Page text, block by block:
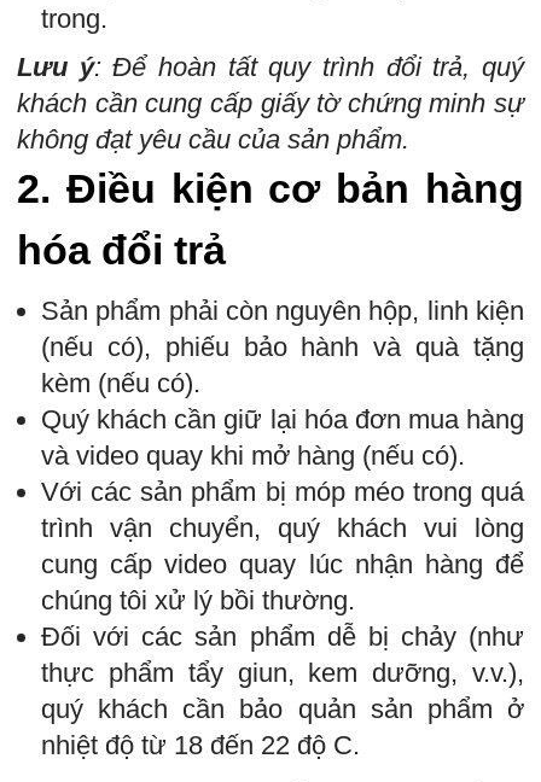
trong.
Lưu ý: Để hoàn tất quy trình đổi trả, quý
khách cần cung cấp giấy tờ chứng minh sự
không đạt yêu cầu của sản phẩm.
2. Điều kiện cơ bản hàng
hóa đổi trả
Sản phẩm phải còn nguyên hộp, linh kiện
(nếu có), phiếu bảo hành và quà tặng
kèm (nếu có).
Quý khách cần giữ lại hóa đơn mua hàng
và video quay khi mở hàng (nếu có).
Với các sản phẩm bị móp méo trong quá
trình vận chuyển, quý khách vui lòng
cung cấp video quay lúc nhận hàng để
chúng tôi xử lý bồi thường.
Đối với các sản phẩm dễ bị chảy (như
thực phẩm tẩy giun, kem dưỡng, v.v.),
quý khách cần bảo quản sản phẩm ở
nhiệt độ từ 18 đến 22 độ C.